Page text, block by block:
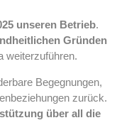
unseren Betrieb.
Gründen
weiterzuführen.
Begegnungen,
zurück.
über all die